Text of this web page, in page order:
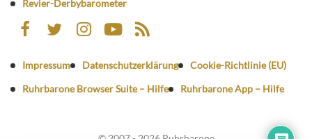
Revier-Derbybarometer
Impressum Datenschutzerklärung
Cookie-Richtlinie (EU)
Ruhrbarone Browser Suite – Hilfe
Ruhrbarone App – Hilfe